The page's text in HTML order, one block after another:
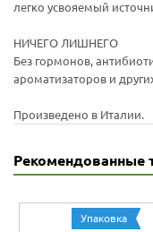
легко усвояемый
НИЧЕГО ЛИШНЕГО
Без гормонов,
ароматизаторов и
Произведено в Италии.
Рекомендованные
Упаковка